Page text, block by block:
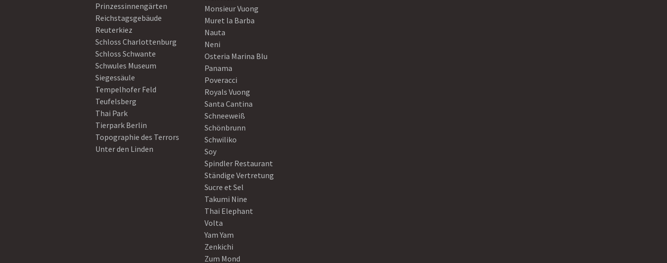
Prinzessinnengärten
Reichstagsgebäude
Reuterkiez
Schloss Charlottenburg
Schloss Schwante
Schwules Museum
Siegessäule
Tempelhofer Feld
Teufelsberg
Thai Park
Tierpark Berlin
Topographie des Terrors
Unter den Linden
Monsieur Vuong
Muret la Barba
Nauta
Neni
Osteria Marina Blu
Panama
Poveracci
Royals Vuong
Santa Cantina
Schneeweiß
Schönbrunn
Schwiliko
Soy
Spindler Restaurant
Ständige Vertretung
Sucre et Sel
Takumi Nine
Thai Elephant
Volta
Yam Yam
Zenkichi
Zum Mond